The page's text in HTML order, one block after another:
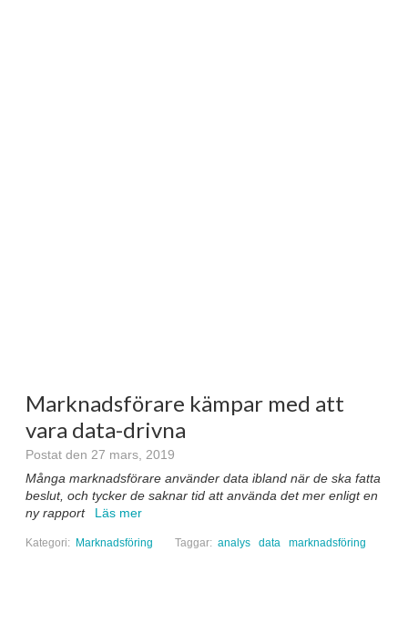
Marknadsförare kämpar med att
vara data-drivna
Postat den 27 mars, 2019
Många marknadsförare använder data ibland när de ska fatta
beslut, och tycker de saknar tid att använda det mer enligt en
ny rapport
Läs mer
Kategori: Marknadsföring Taggar: analys data marknadsföring